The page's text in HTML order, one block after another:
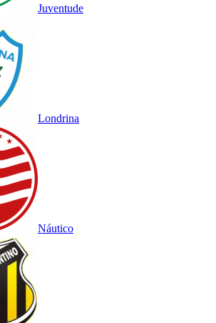
Juventude
Londrina
Náutico